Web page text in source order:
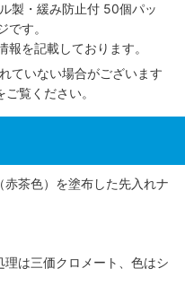
製・緩み防止付 50個パッ
す。
を記載しております。
ていない場合がございます
ご覧ください。
茶色）を塗布した先入れナ
理は三価クロメート、色はシ